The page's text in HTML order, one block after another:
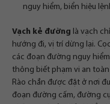
nguy hiểm, biển hiệu
Vạch kẻ đường là vạch
hướng đi, vị trí dừng lại.
các đoạn đường nguy
thông biết phạm vi an
Rào chắn được đặt ở nơi
đoạn đường cấm, đường